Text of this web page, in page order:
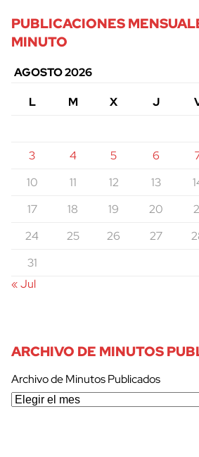
PUBLICACIONES
MINUTO
AGOSTO 2026
L
M X J
3
4 5 6
10
11 12 13
17
18 19 20
24
25 26 27
31
« Jul
ARCHIVO DE MINUTOS
Archivo de Minutos Publicados